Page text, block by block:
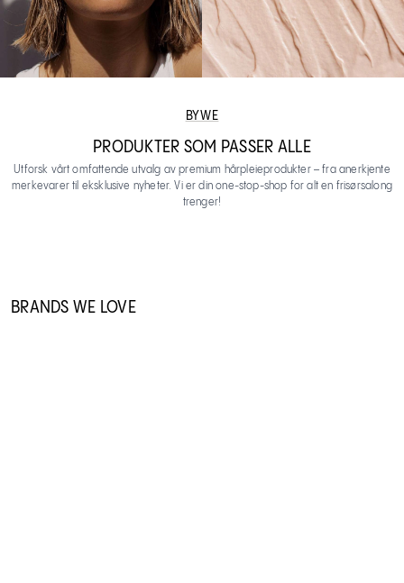
BYWE
PRODUKTER SOM PASSER ALLE
Utforsk vårt omfattende utvalg av premium hårpleieprodukter – fra anerkjente
merkevarer til eksklusive nyheter. Vi er din one-stop-shop for alt en frisørsalong
trenger!
BRANDS WE LOVE